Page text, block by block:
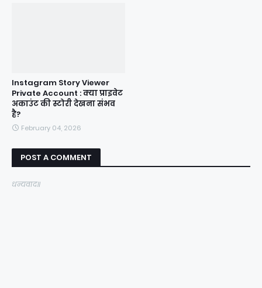
Instagram Story Viewer
Private Account : क्या प्राइवेट
अकाउंट की स्टोरी देखना संभव
है?
February 04, 2026
POST A COMMENT
धन्यवाद॥